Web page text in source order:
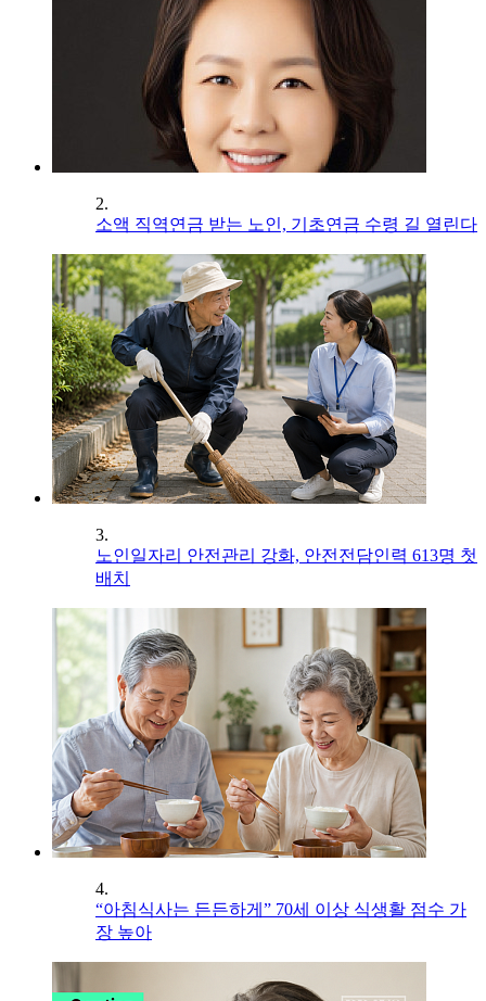
2.
소액 직역연금 받는 노인, 기초연금 수령 길 열린다
3.
노인일자리 안전관리 강화, 안전전담인력 613명 첫
배치
4.
“아침식사는 든든하게” 70세 이상 식생활 점수 가
장 높아